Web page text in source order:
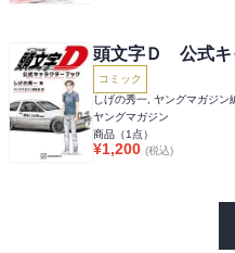
頭文字Ｄ 公式キ
コミック
しげの秀一, ヤングマガジン
ヤングマガジン
商品（1 点）
¥1,200 (税込)